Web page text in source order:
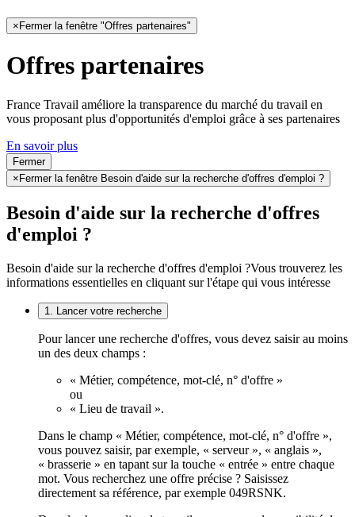
× Fermer la fenêtre "Offres partenaires"
Offres partenaires
France Travail améliore la transparence du marché du travail en
vous proposant plus d'opportunités d'emploi grâce à ses partenaires
En savoir plus
Fermer
×Fermer la fenêtre Besoin d'aide sur la recherche d'offres d'emploi ?
Besoin d'aide sur la recherche d'offres
d'emploi ?
Besoin d'aide sur la recherche d'offres d'emploi ?Vous trouverez les
informations essentielles en cliquant sur l'étape qui vous intéresse
1. Lancer votre recherche
Pour lancer une recherche d'offres, vous devez saisir au moins
un des deux champs :
« Métier, compétence, mot-clé, n° d'offre »
ou
« Lieu de travail ».
Dans le champ « Métier, compétence, mot-clé, n° d'offre »,
vous pouvez saisir, par exemple, « serveur », « anglais »,
« brasserie » en tapant sur la touche « entrée » entre chaque
mot. Vous recherchez une offre précise ? Saisissez
directement sa référence, par exemple 049RSNK.